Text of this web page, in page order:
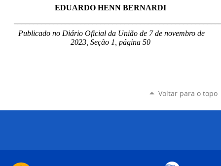
EDUARDO HENN BERNARDI
Publicado no Diário Oficial da União de 7 de novembro de
2023, Seção 1, página 50
Voltar para o topo